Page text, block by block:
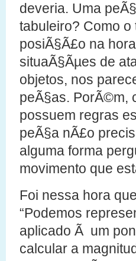
deveria. Uma
tabuleiro? Como o
posiÃ§Ã£o na
situaÃ§Ãµes de
objetos, nos
peÃ§as. PorÃ©m,
possuem regras
peÃ§a nÃ£o
alguma forma
movimento que
Foi nessa hora
“Podemos
aplicado Ã um
calcular a